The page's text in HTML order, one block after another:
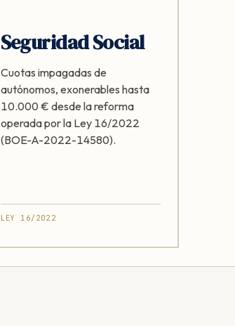
Seguridad Social
Cuotas impagadas de
autónomos, exonerables hasta
10.000 € desde la reforma
operada por la Ley 16/2022
(BOE-A-2022-14580).
LEY 16/2022